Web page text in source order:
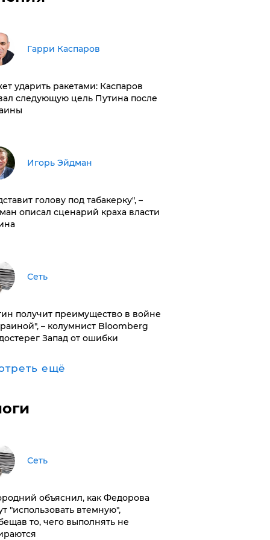
Гарри Каспаров
ударить ракетами: Каспаров
следующую цель Путина после
Игорь Эйдман
голову под табакерку", –
описал сценарий краха власти
Сеть
получит преимущество в войне
– колумнист Bloomberg
Запад от ошибки
ещё
Сеть
объяснил, как Федорова
"использовать втемную",
то, чего выполнять не